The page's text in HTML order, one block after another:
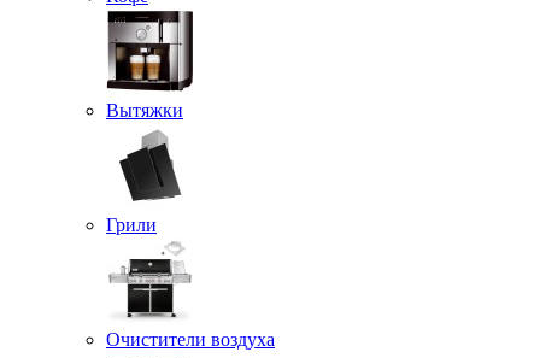
Вытяжки
Грили
Очистители воздуха